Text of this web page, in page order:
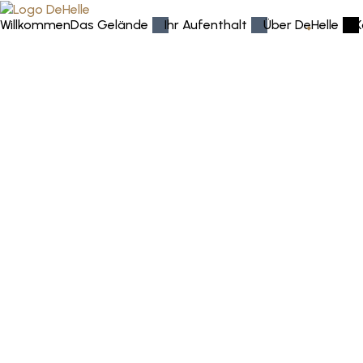
WillkommenDas Gelände Ihr Aufenthalt Über DeHelle